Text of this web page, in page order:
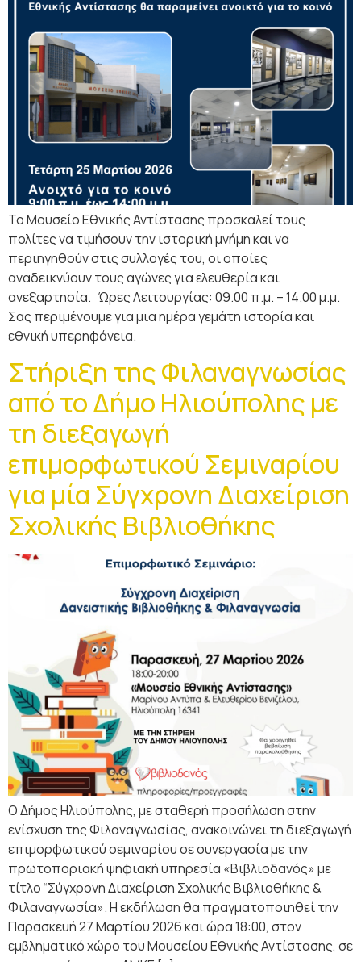
Το Μουσείο Εθνικής Αντίστασης προσκαλεί τους
πολίτες να τιμήσουν την ιστορική μνήμη και να
περιηγηθούν στις συλλογές του, οι οποίες
αναδεικνύουν τους αγώνες για ελευθερία και
ανεξαρτησία. Ώρες Λειτουργίας: 09.00 π.μ. – 14.00 μ.μ.
Σας περιμένουμε για μια ημέρα γεμάτη ιστορία και
εθνική υπερηφάνεια.
Στήριξη της Φιλαναγνωσίας
από το Δήμο Ηλιούπολης με
τη διεξαγωγή
επιμορφωτικού Σεμιναρίου
για μία Σύγχρονη Διαχείριση
Σχολικής Βιβλιοθήκης
Ο Δήμος Ηλιούπολης, με σταθερή προσήλωση στην
ενίσχυση της Φιλαναγνωσίας, ανακοινώνει τη διεξαγωγή
επιμορφωτικού σεμιναρίου σε συνεργασία με την
πρωτοποριακή ψηφιακή υπηρεσία «Βιβλιοδανός» με
τίτλο “Σύγχρονη Διαχείριση Σχολικής Βιβλιοθήκης &
Φιλαναγνωσία». Η εκδήλωση θα πραγματοποιηθεί την
Παρασκευή 27 Μαρτίου 2026 και ώρα 18:00, στον
εμβληματικό χώρο του Μουσείου Εθνικής Αντίστασης, σε